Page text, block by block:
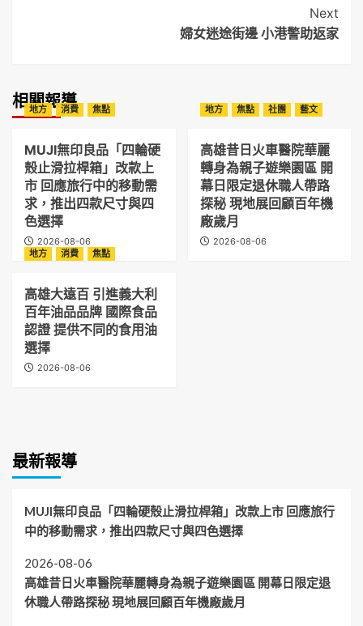
Next
婦女迷途街邊 小港警助返家
相關報導
地方 消費 焦點
MUJI無印良品「四輪硬
殼止滑拉桿箱」改款上
市 回應旅行中的移動需
求，推出四款尺寸與四
色選擇
2026-08-06
地方 焦點 社團 藝文
高雄昔日火車醫院華麗
轉身為親子遊樂園區 開
幕日限定退休職人帶路
探秘 現地展回顧百年機
廠歲月
2026-08-06
地方
消費 焦點
高雄大遠百 引進義大利
百年油品品牌 國際食品
認證 提供不同的食用油
選擇
2026-08-06
最新報導
MUJI無印良品「四輪硬殼止滑拉桿箱」改款上市 回應旅行
中的移動需求，推出四款尺寸與四色選擇
2026-08-06
高雄昔日火車醫院華麗轉身為親子遊樂園區 開幕日限定退
休職人帶路探秘 現地展回顧百年機廠歲月